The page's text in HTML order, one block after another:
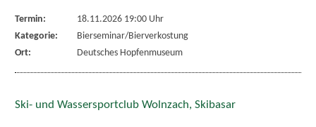
Termin:
18.11.2026 19:00 Uhr
Kategorie:
Bierseminar/Bierverkostung
Ort:
Deutsches Hopfenmuseum
Ski- und Wassersportclub Wolnzach, Skibasar